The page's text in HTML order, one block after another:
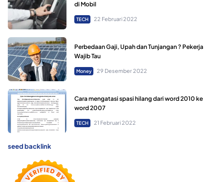
di Mobil
TECH 22 Februari 2022
Perbedaan Gaji, Upah dan Tunjangan ? Pekerja
Wajib Tau
Money 29 Desember 2022
Cara mengatasi spasi hilang dari word 2010 ke
word 2007
TECH 21 Februari 2022
seed backlink